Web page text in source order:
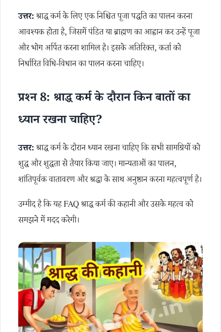
उत्तर: श्राद्ध कर्म के लिए एक निश्चित पूजा पद्धति का पालन करना
आवश्यक होता है, जिसमें पंडित या ब्राह्मण का आह्वान कर उन्हें पूजा
और भोग अर्पित करना शामिल है। इसके अतिरिक्त, कर्ता को
निर्धारित विधि-विधान का पालन करना चाहिए।
प्रश्न 8: श्राद्ध कर्म के दौरान किन बातों का
ध्यान रखना चाहिए?
उत्तर: श्राद्ध कर्म के दौरान ध्यान रखना चाहिए कि सभी सामग्रियों को
शुद्ध और शुद्धता से तैयार किया जाए। मान्यताओं का पालन,
शांतिपूर्वक वातावरण और श्रद्धा के साथ अनुष्ठान करना महत्वपूर्ण है।
उम्मीद है कि यह FAQ श्राद्ध कर्म की कहानी और उसके महत्व को
समझने में मदद करेगी।